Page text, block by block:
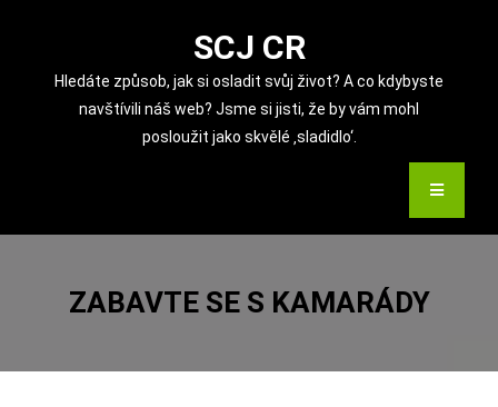
SCJ CR
Hledáte způsob, jak si osladit svůj život? A co kdybyste
navštívili náš web? Jsme si jisti, že by vám mohl
posloužit jako skvělé ‚sladidlo‘.
ZABAVTE SE S KAMARÁDY